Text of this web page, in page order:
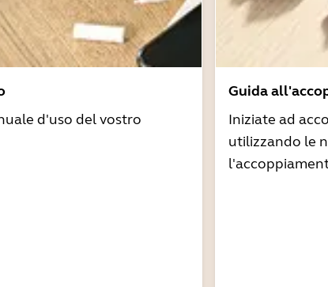
d'uso del vostro
Guida
Iniziate ad
utilizzando le